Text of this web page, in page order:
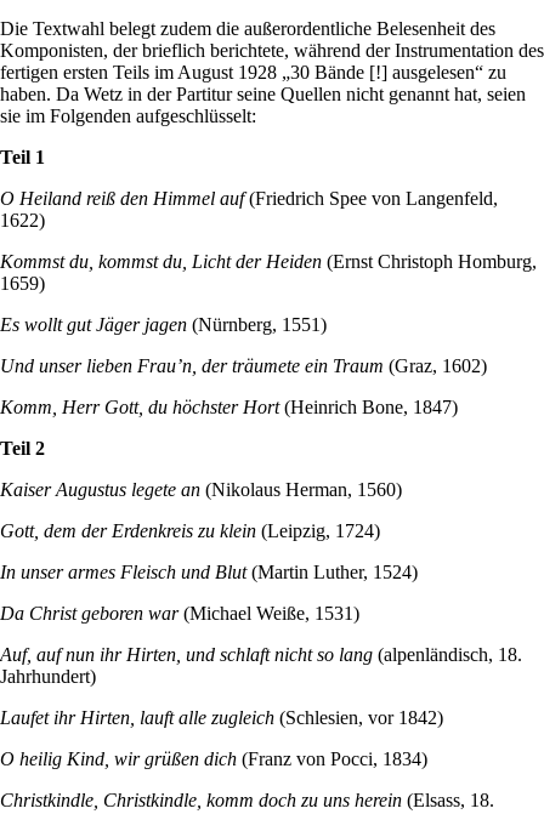
Die Textwahl belegt zudem die außerordentliche Belesenheit des
Komponisten, der brieflich berichtete, während der Instrumentation des
fertigen ersten Teils im August 1928 „30 Bände [!] ausgelesen“ zu
haben. Da Wetz in der Partitur seine Quellen nicht genannt hat, seien
sie im Folgenden aufgeschlüsselt:
Teil 1
O Heiland reiß den Himmel auf(Friedrich Spee von Langenfeld,
1622)
Kommst du, kommst du, Licht der Heiden (Ernst Christoph Homburg,
1659)
Es wollt gut Jäger jagen (Nürnberg, 1551)
Und unser lieben Frau’n, der träumete ein Traum (Graz, 1602)
Komm, Herr Gott, du höchster Hort(Heinrich Bone, 1847)
Teil 2
Kaiser Augustus legete an (Nikolaus Herman, 1560)
Gott, dem der Erdenkreis zu klein (Leipzig, 1724)
In unser armes Fleisch und Blut(Martin Luther, 1524)
Da Christ geboren war(Michael Weiße, 1531)
Auf, auf nun ihr Hirten, und schlaft nicht so lang (alpenländisch, 18.
Jahrhundert)
Laufet ihr Hirten, lauft alle zugleich (Schlesien, vor 1842)
O heilig Kind, wir grüßen dich (Franz von Pocci, 1834)
Christkindle, Christkindle, komm doch zu uns herein (Elsass, 18.